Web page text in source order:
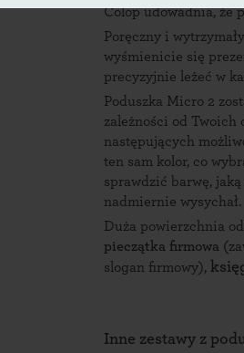
Colop udowadnia, że
Poręczny i
wyśmienicie się
precyzyjnie leżeć w
Poduszka Micro 2
zależności od Twoich
następujących
ten sam kolor, co
sprawdzić barwę,
nadmiernie wysychał.
Duża powierzchnia
pieczątka firmowa
slogan firmowy),
Inne zestawy z